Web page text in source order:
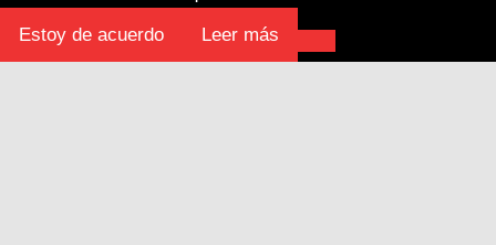
Estoy de acuerdo Leer más